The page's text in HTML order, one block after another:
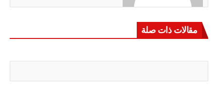
مقالات ذات صلة